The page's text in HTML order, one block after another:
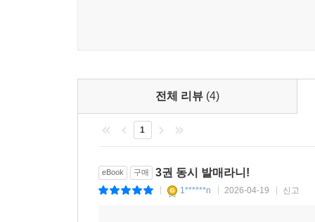
전체 리뷰 (4)
1
eBook 구매 3권 동시 발매라니!
1******n 2026-04-19 신고